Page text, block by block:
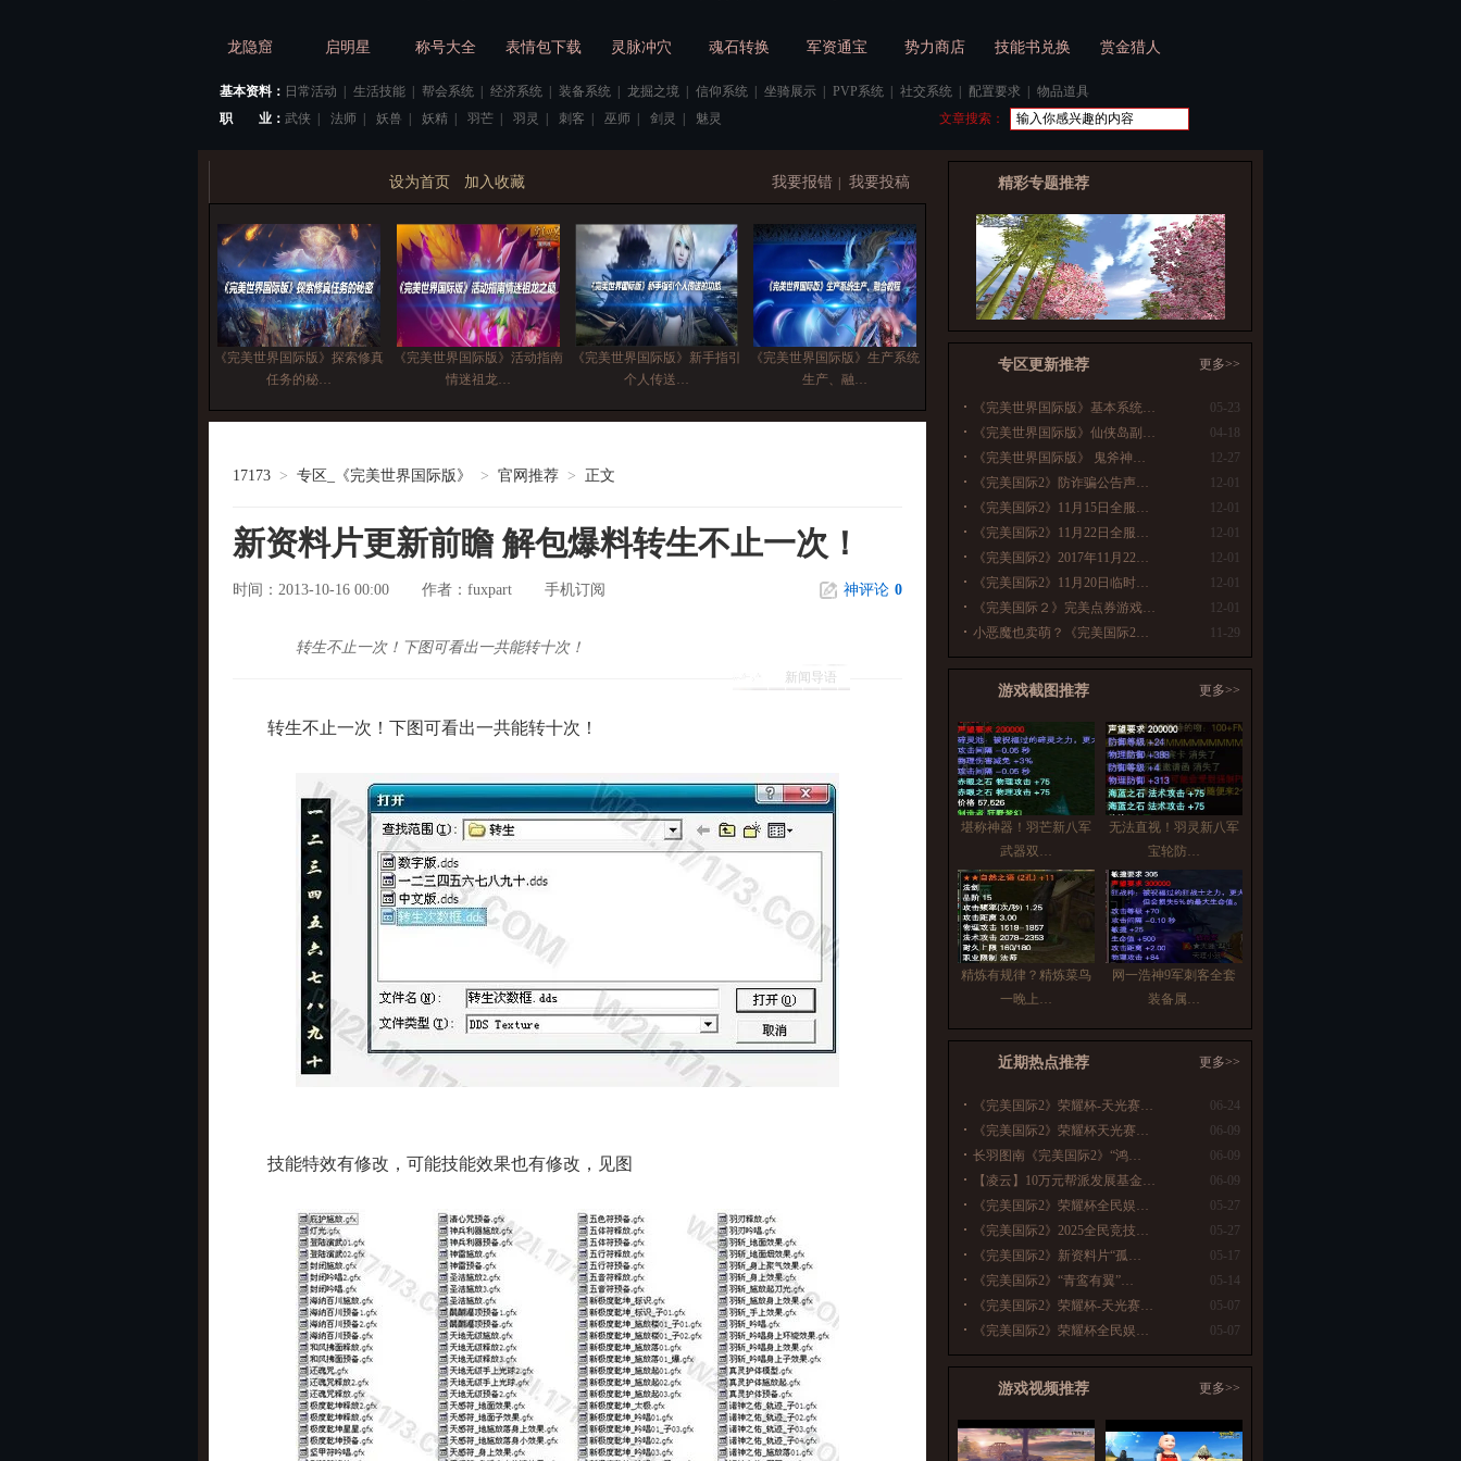
龙隐窟 启明星 称号大全 表情包下载 灵脉冲穴 魂石转换 军资通宝 势力商店 技能书兑换 赏金猎人
基本资料： 日常活动 生活技能 帮会系统 经济系统 装备系统 龙掘之境 信仰系统 坐骑展示 PVP系统 社交系统 配置要求
物品道具
职 业： 武侠 法师 妖兽 妖精 羽芒 羽灵 刺客 巫师 剑灵 魅灵 文章搜索：
我要报错 我要投稿
设为首页 加入收藏
《完美世界国际版》探索修真
任务的秘…
《完美世界国际版》活动指南
情迷祖龙…
《完美世界国际版》新手指引
个人传送…
《完美世界国际版》生产系统
生产、融…
17173 > 专区_《完美世界国际版》 > 官网推荐 > 正文
新资料片更新前瞻 解包爆料转生不止一次！
时间：2013-10-16 00:00 作者： fuxpart 手机订阅 神评论 0
新闻导语
转生不止一次！下图可看出一共能转十次！
转生不止一次！下图可看出一共能转十次！
技能特效有修改，可能技能效果也有修改，见图
精彩专题推荐
专区更新推荐 更多>>
05-23
《完美世界国际版》基本系统…
04-18
《完美世界国际版》仙侠岛副…
12-27
《完美世界国际版》 鬼斧神…
12-01
《完美国际2》防诈骗公告声…
12-01
《完美国际2》11月15日全服…
12-01
《完美国际2》11月22日全服…
12-01
《完美国际2》2017年11月22…
12-01
《完美国际2》11月20日临时…
12-01
《完美国际２》完美点券游戏…
11-29
小恶魔也卖萌？《完美国际2…
游戏截图推荐 更多>>
堪称神器！羽芒新八军
武器双…
无法直视！羽灵新八军
宝轮防…
精炼有规律？精炼菜鸟
一晚上…
网一浩神9军刺客全套
装备属…
近期热点推荐 更多>>
06-24
《完美国际2》荣耀杯-天光赛…
06-09
《完美国际2》荣耀杯天光赛…
06-09
长羽图南《完美国际2》“鸿…
06-09
【凌云】10万元帮派发展基金…
05-27
《完美国际2》荣耀杯全民娱…
05-27
《完美国际2》2025全民竞技…
05-17
《完美国际2》新资料片“孤…
05-14
《完美国际2》“青鸾有翼”…
05-07
《完美国际2》荣耀杯-天光赛…
05-07
《完美国际2》荣耀杯全民娱…
游戏视频推荐 更多>>